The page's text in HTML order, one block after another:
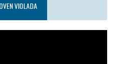
VIOLADA